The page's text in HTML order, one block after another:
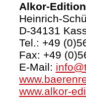
Alkor-
Heinrich-
D-34131
Tel.: +49
Fax: +49
E-Mail:
www.alkor-